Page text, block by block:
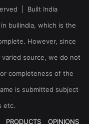
| Built India
builindia, which is the
However, since
source, we do not
completeness of the
is submitted subject
etc.
PRODUCTS OPINIONS